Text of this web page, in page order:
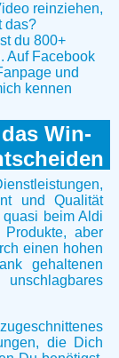
reinziehen,
das?
du 800+
Auf Facebook
und
kennen
Win-
und Qualität
beim Aldi
aber
einen hohen
gehaltenen
die Dich